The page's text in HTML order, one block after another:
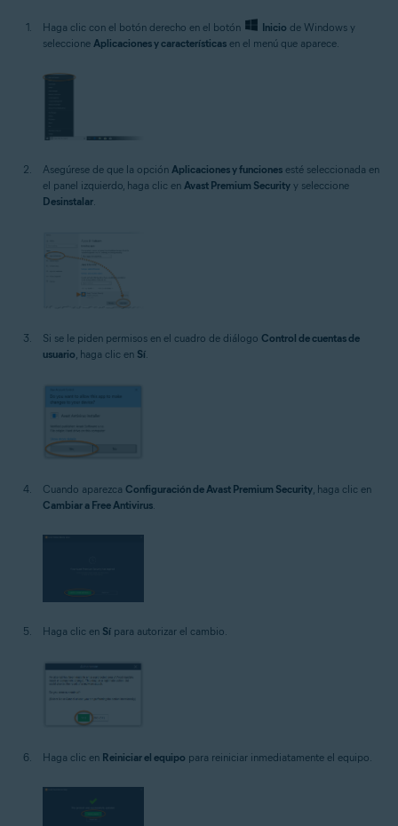
Haga clic con el botón derecho en el botón Inicio de Windows y
seleccione Aplicaciones y características en el menú que aparece.
Asegúrese de que la opción Aplicaciones y funciones esté seleccionada en
el panel izquierdo, haga clic en Avast Premium Security y seleccione
Desinstalar.
Si se le piden permisos en el cuadro de diálogo Control de cuentas de
usuario, haga clic en Sí.
Cuando aparezca Configuración de Avast Premium Security , haga clic en
Cambiar a Free Antivirus
Haga clic en Sí para autorizar el cambio.
Haga clic en Reiniciar el equipo para reiniciar inmediatamente el equipo.